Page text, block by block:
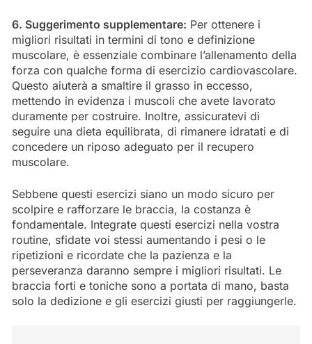
6. Suggerimento supplementare: Per ottenere i
migliori risultati in termini di tono e definizione
muscolare, è essenziale combinare l’allenamento della
forza con qualche forma di esercizio cardiovascolare.
Questo aiuterà a smaltire il grasso in eccesso,
mettendo in evidenza i muscoli che avete lavorato
duramente per costruire. Inoltre, assicuratevi di
seguire una dieta equilibrata, di rimanere idratati e di
concedere un riposo adeguato per il recupero
muscolare.
Sebbene questi esercizi siano un modo sicuro per
scolpire e rafforzare le braccia, la costanza è
fondamentale. Integrate questi esercizi nella vostra
routine, sfidate voi stessi aumentando i pesi o le
ripetizioni e ricordate che la pazienza e la
perseveranza daranno sempre i migliori risultati. Le
braccia forti e toniche sono a portata di mano, basta
solo la dedizione e gli esercizi giusti per raggiungerle.